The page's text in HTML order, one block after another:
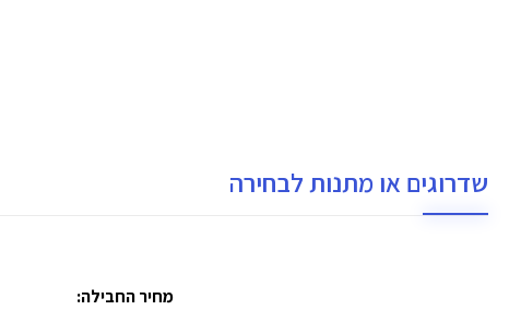
שדרוגים או מתנות לבחירה
מחיר החבילה: